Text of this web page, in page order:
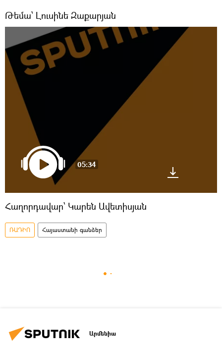
Թեմա՝ Լուսինե Զաքարյան
05:34
Հաղորդավար՝ Կարեն Ավետիսյան
ՌԱԴԻՈ Հայաստանի գանձեր
Արմենիա